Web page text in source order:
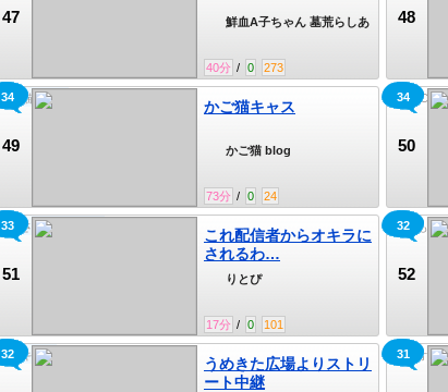
47
40分 / 0 273
鮮血A子ちゃん 墓荒らしあ
48
49
かご猫キャス
かご猫キャス
73分 / 0 24
かご猫 blog
34
50
T-
34
51
これ配信者からオキラに
されるわ…
初見さんも待ってる
17分 / 0 101
りとぴ
33
52
いつもあ
32
うめきた広場よりストリ
ート中継
ララキャス
32 ラジオ
31